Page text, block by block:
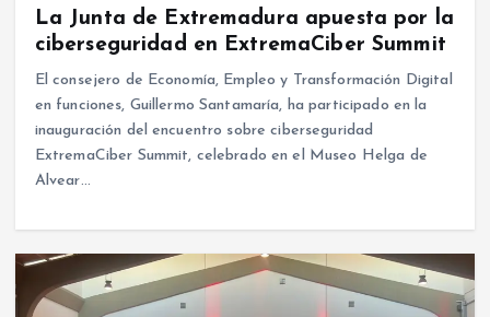
La Junta de Extremadura apuesta por la
ciberseguridad en ExtremaCiber Summit
El consejero de Economía, Empleo y Transformación Digital
en funciones, Guillermo Santamaría, ha participado en la
inauguración del encuentro sobre ciberseguridad
ExtremaCiber Summit, celebrado en el Museo Helga de
Alvear…